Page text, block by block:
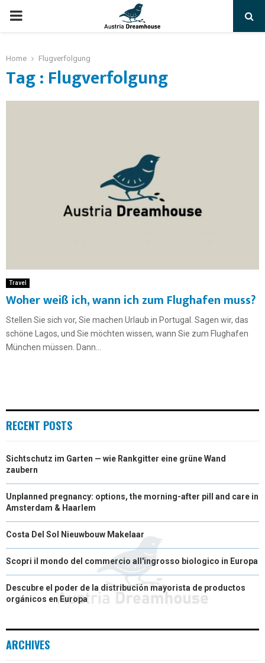
PRIMARY
Home Flugverfolgung
Tag : Flugverfolgung
Travel
Woher weiß ich, wann ich zum Flughafen muss?
Stellen Sie sich vor, Sie machen Urlaub in Portugal. Sagen wir, das
schöne Lagos, und Sie möchten wissen, wann Sie zum Flughafen
München müssen. Dann...
RECENT POSTS
Sichtschutz im Garten — wie Rankgitter eine grüne Wand
zaubern
Unplanned pregnancy: options, the morning-after pill and care in
Amsterdam & Haarlem
Costa Del Sol Nieuwbouw Makelaar
Scopri il mondo del commercio all'ingrosso biologico in Europa
Descubre el poder de la distribución mayorista de productos
orgánicos en Europa
ARCHIVES